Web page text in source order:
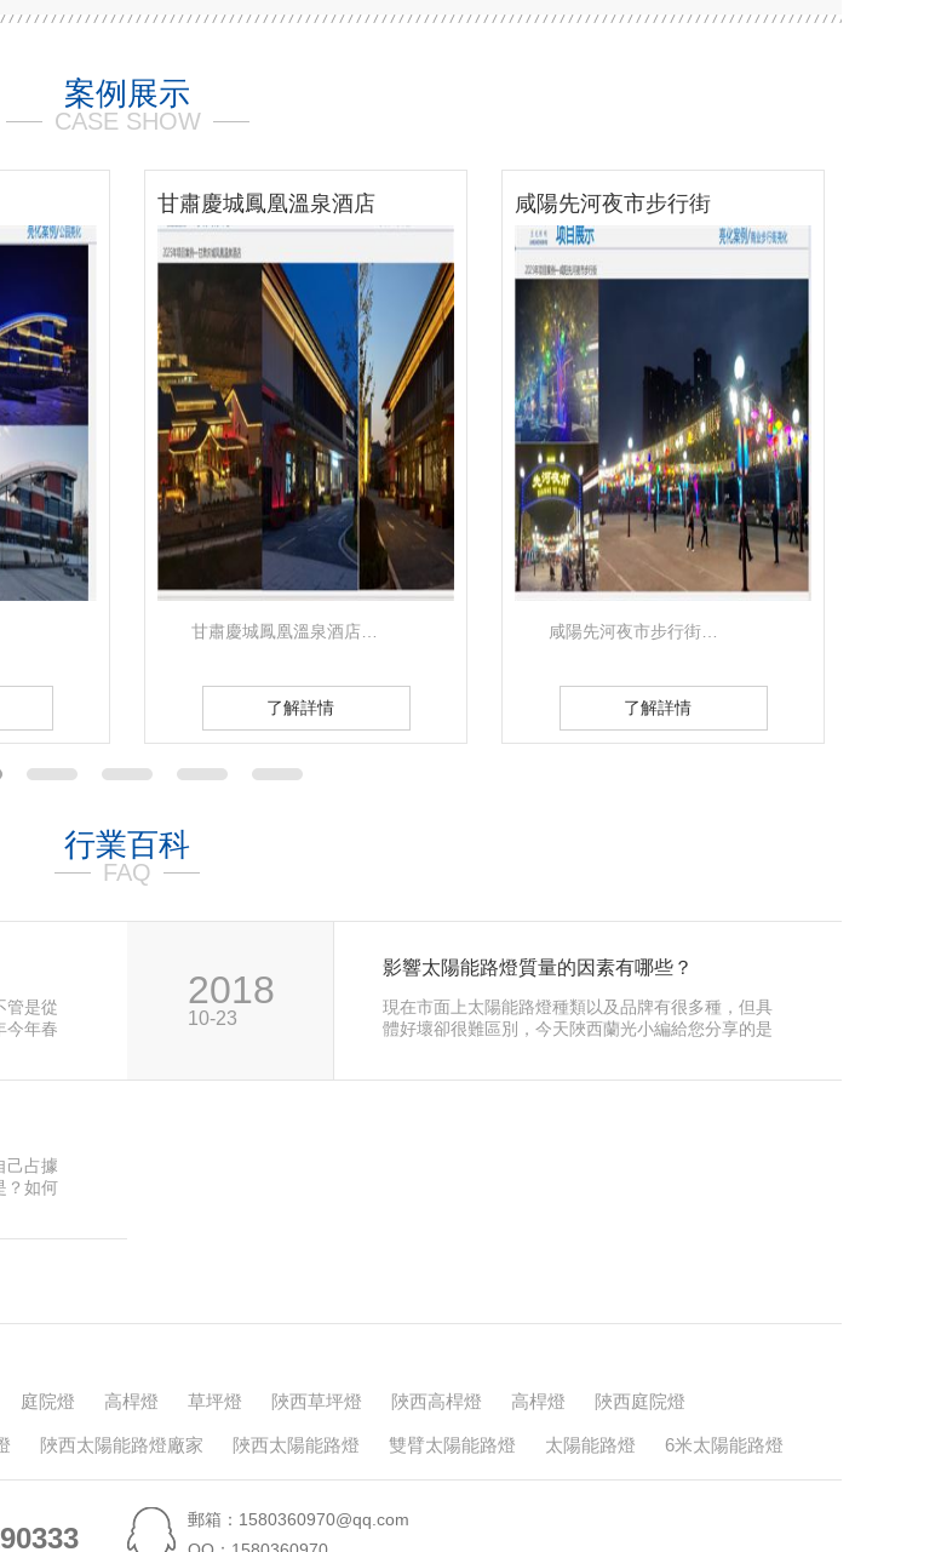
案例展示
CASE SHOW
店
店…
咸陽先河夜市步行街
咸陽先河夜市步行街…
了解詳情
西安高新區體育之窗
西安高新區體育之窗…
了解詳情
行業百科
FAQ
管是從
今年春
2018
10-23
影響太陽能路燈質量的因素有哪些？
現在市面上太陽能路燈種類以及品牌有很多種，但具
體好壞卻很難區別，今天陜西蘭光小編給您分享的是
己占據
？如何
庭院燈 高桿燈 草坪燈 陜西草坪燈 陜西高桿燈 高桿燈 陜西庭院燈
陜西太陽能路燈廠家 陜西太陽能路燈 雙臂太陽能路燈 太陽能路燈 6米太陽能路燈
郵箱：1580360970@qq.com